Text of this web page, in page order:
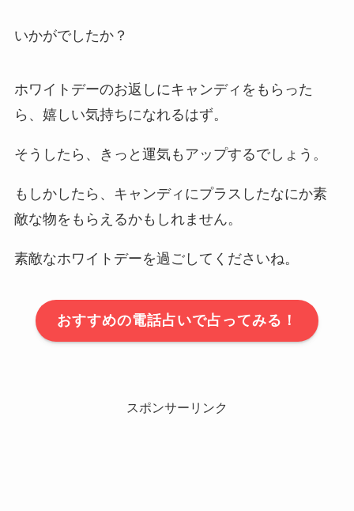
いかがでしたか？
ホワイトデーのお返しにキャンディをもらった
ら、嬉しい気持ちになれるはず。
そうしたら、きっと運気もアップするでしょう。
もしかしたら、キャンディにプラスしたなにか素
敵な物をもらえるかもしれません。
素敵なホワイトデーを過ごしてくださいね。
おすすめの電話占いで占ってみる！
スポンサーリンク